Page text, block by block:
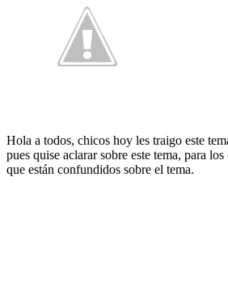
Hola a todos, chicos hoy les traigo este
pues quise aclarar sobre este tema, para los
que están confundidos sobre el tema.